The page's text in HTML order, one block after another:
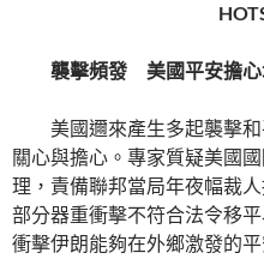
襲擊頻發 美國平安擔心
美國邇來產生多起襲擊
關心與擔心。專家質疑美國
理，責備聯邦當局年夜幅裁
部分器重衝擊不符合法令移
衝擊伊朗能夠在外鄉激發的平